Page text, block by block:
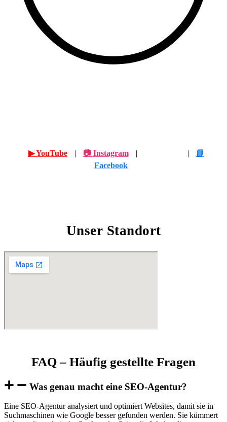
▶ YouTube | 📷 Instagram | |
📘
Facebook
Unser Standort
FAQ – Häufig gestellte Fragen
Was genau macht eine SEO-Agentur?
Eine SEO-Agentur analysiert und optimiert Websites, damit sie in
Suchmaschinen wie Google besser gefunden werden. Sie kümmert